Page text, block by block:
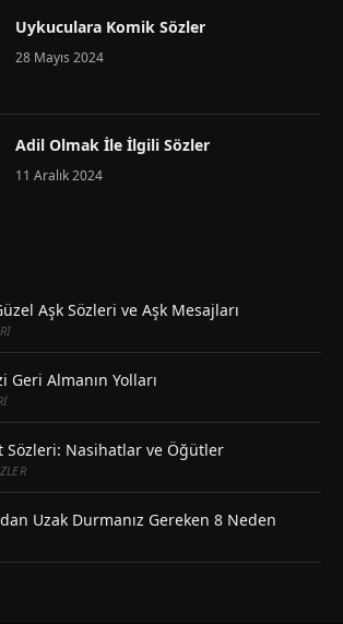
Uykuculara Komik Sözler
28 Mayıs 2024
Adil Olmak İle İlgili Sözler
11 Aralık 2024
Aşk Sözleri ve Aşk Mesajları
Geri Almanın Yolları
Sözleri: Nasihatlar ve Öğütler
Uzak Durmanız Gereken 8 Neden